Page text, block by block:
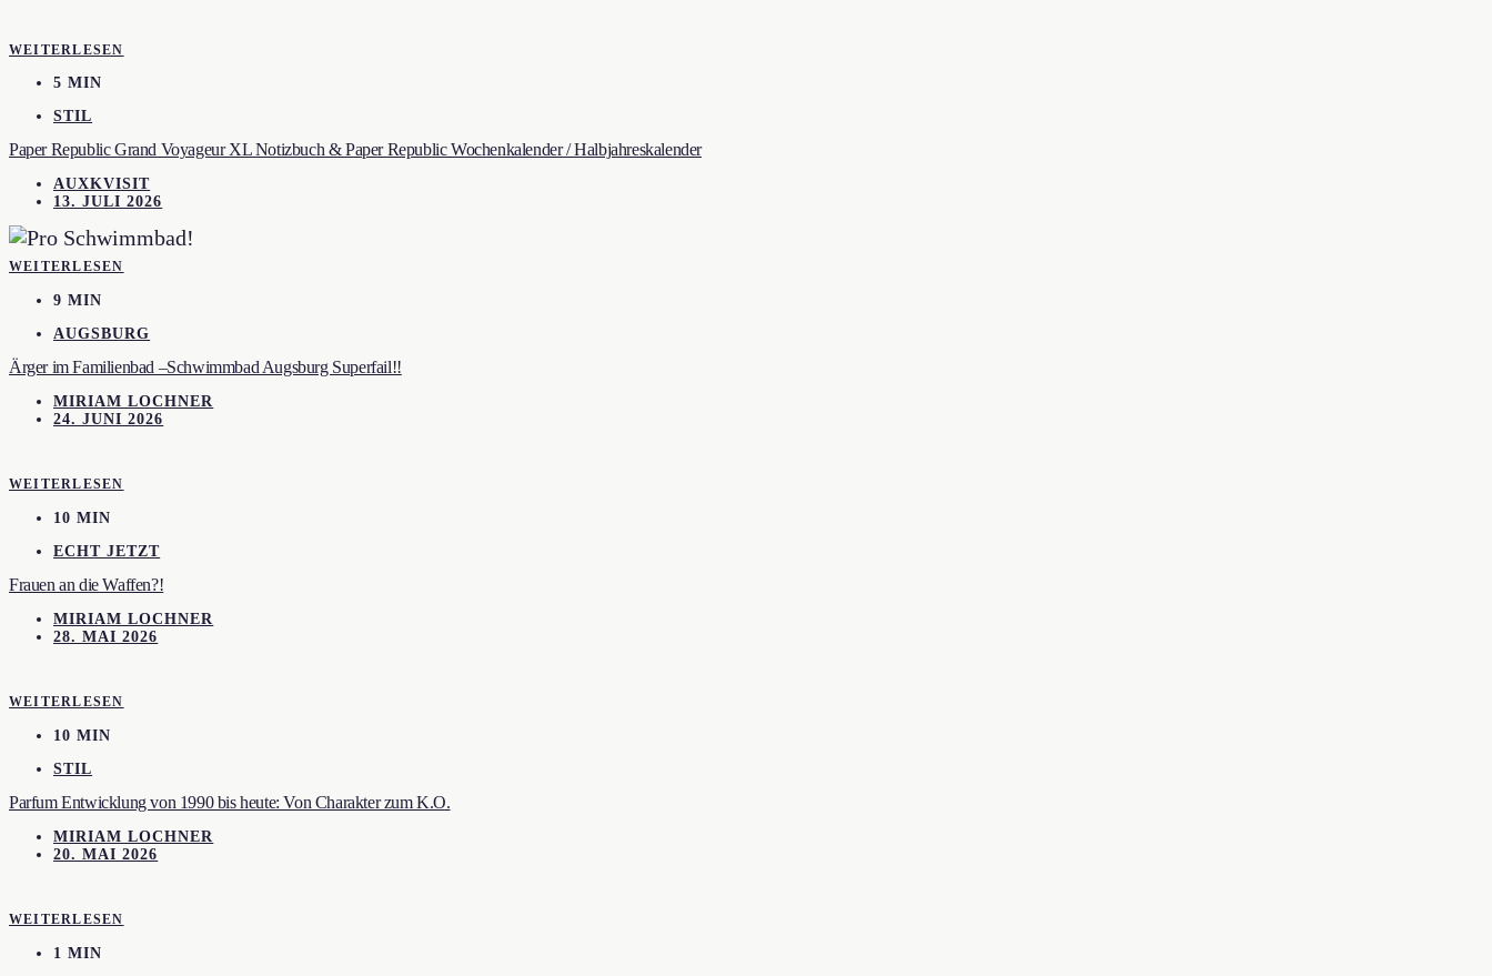
WEITERLESEN
5 MIN
STIL
Paper Republic Grand Voyageur XL Notizbuch & Paper Republic Wochenkalender / Halbjahreskalender
AUXKVISIT
13. JULI 2026
WEITERLESEN
9 MIN
AUGSBURG
Ärger im Familienbad –Schwimmbad Augsburg Superfail!!
MIRIAM LOCHNER
24. JUNI 2026
WEITERLESEN
10 MIN
ECHT JETZT
Frauen an die Waffen?!
MIRIAM LOCHNER
28. MAI 2026
WEITERLESEN
10 MIN
STIL
Parfum Entwicklung von 1990 bis heute: Von Charakter zum K.O.
MIRIAM LOCHNER
20. MAI 2026
WEITERLESEN
1 MIN